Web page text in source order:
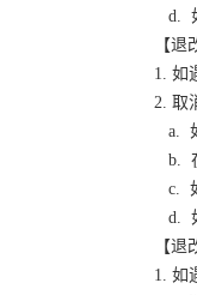
d.
【退
1. 如
2. 取
a.
b.
c.
d.
【退
1. 如